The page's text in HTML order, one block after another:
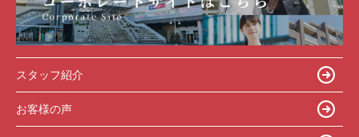
スタッフ紹介
お客様の声